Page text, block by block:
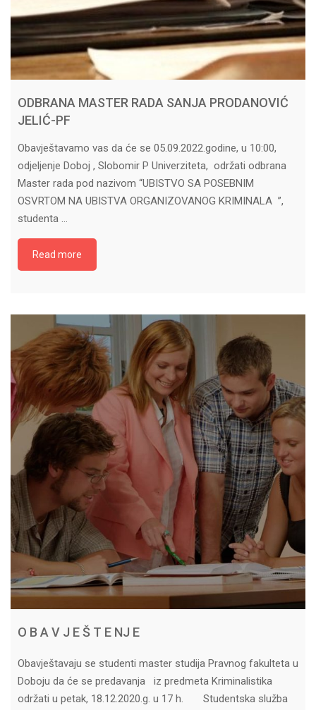
ODBRANA MASTER RADA SANJA PRODANOVIĆ
JELIĆ-PF
Obavještavamo vas da će se 05.09.2022.godine, u 10:00,
odjeljenje Doboj , Slobomir P Univerziteta, održati odbrana
Master rada pod nazivom “UBISTVO SA POSEBNIM
OSVRTOM NA UBISTVA ORGANIZOVANOG KRIMINALA ”,
studenta …
Read more
O B A V J E Š T E NJ E
Obavještavaju se studenti master studija Pravnog fakulteta u
Doboju da će se predavanja iz predmeta Kriminalistika
održati u petak, 18.12.2020.g. u 17 h. Studentska služba